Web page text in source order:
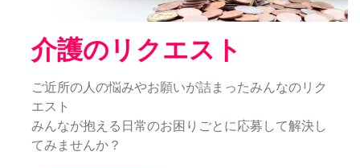
介護のリクエスト
ご近所の人の悩みやお願いが詰まったみんなのリク
エスト
みんなが抱える日常のお困りごとに応募して解決し
てみませんか？